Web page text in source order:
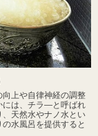
上や自律神経の調整
には、チラ―と呼ばれ
天然水やナノ水とい
水風呂を提供すると